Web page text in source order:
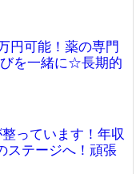
円可能！薬の専門
を一緒に☆長期的
っています！年収
ステージへ！頑張